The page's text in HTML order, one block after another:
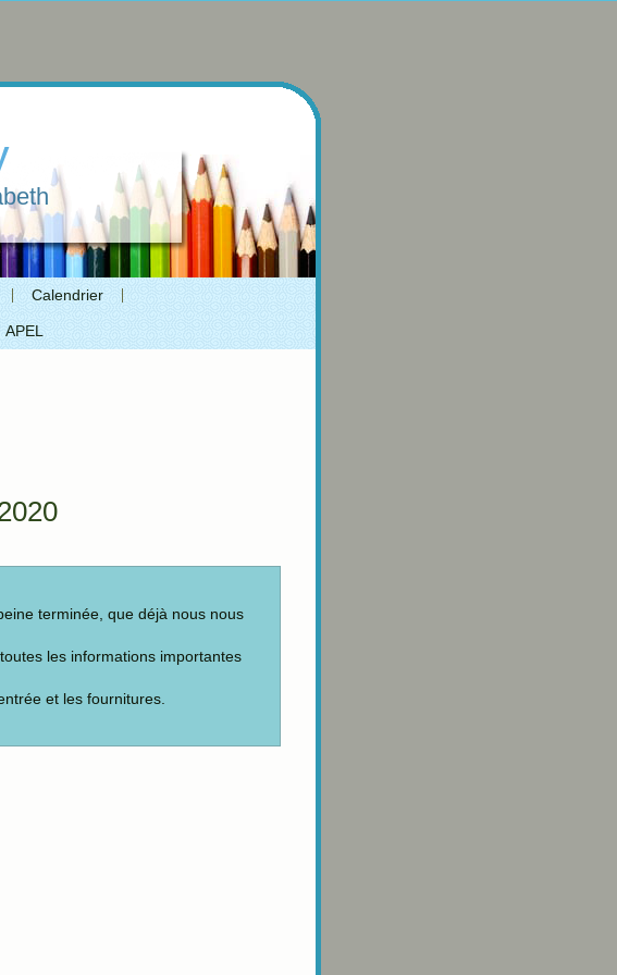
Calendrier
APEL
terminée, que déjà nous nous
les informations importantes
et les fournitures.